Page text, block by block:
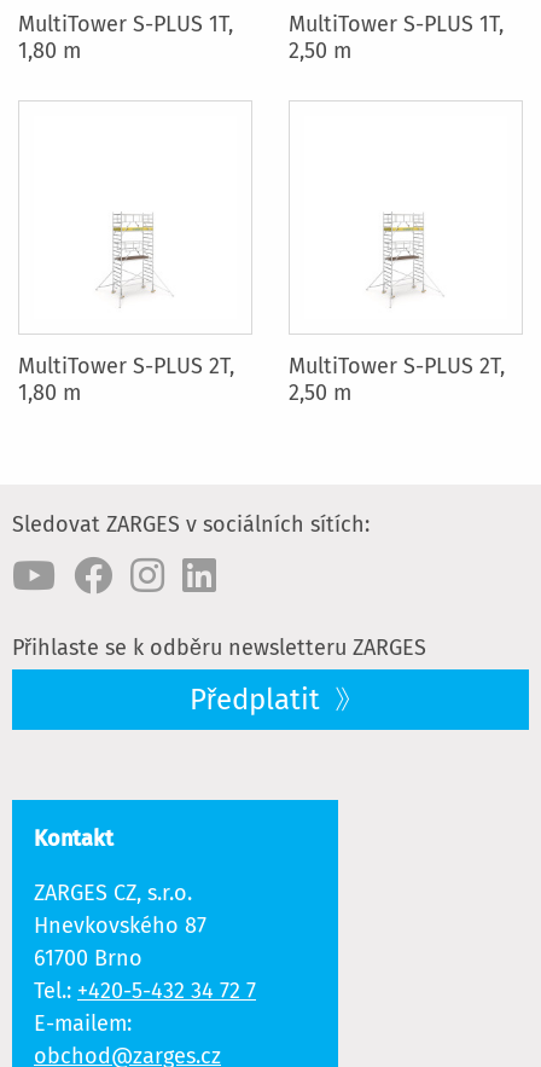
MultiTower S-PLUS 1T,
1,80 m
MultiTower S-PLUS 1T,
2,50 m
MultiTower S-PLUS 2T,
1,80 m
MultiTower S-PLUS 2T,
2,50 m
Sledovat ZARGES v sociálních sítích:
Přihlaste se k odběru newsletteru ZARGES
Předplatit
Kontakt
ZARGES CZ, s.r.o.
Hnevkovského 87
61700 Brno
Tel.: +420-5-432 34 72 7
E-mailem:
obchod@zarges.cz